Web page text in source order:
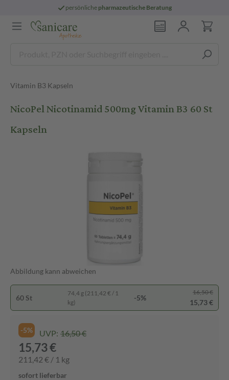
persönliche pharmazeutische Beratung
Vitamin B3 Kapseln
NicoPel Nicotinamid 500mg Vitamin B3 60 St
Kapseln
Abbildung kann abweichen
60 St
74,4 g (211,42 € / 1
kg)
-5%
16,50 €
15,73 €
-5% UVP: 16,50 €
15,73 €
211,42 € / 1 kg
sofort lieferbar